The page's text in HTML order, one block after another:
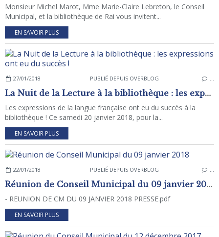
Monsieur Michel Marot, Mme Marie-Claire Lebreton, le Conseil
Municipal, et la bibliothèque de Rai vous invitent...
EN SAVOIR PLUS
27/01/2018 PUBLIÉ DEPUIS OVERBLOG …
La Nuit de la Lecture à la bibliothèque : les expressions ont eu du succès !
Les expressions de la langue française ont eu du succès à la
bibliothèque ! Ce samedi 20 janvier 2018, pour la...
EN SAVOIR PLUS
22/01/2018 PUBLIÉ DEPUIS OVERBLOG …
Réunion de Conseil Municipal du 09 janvier 2018
- REUNION DE CM DU 09 JANVIER 2018 PRESSE.pdf
EN SAVOIR PLUS